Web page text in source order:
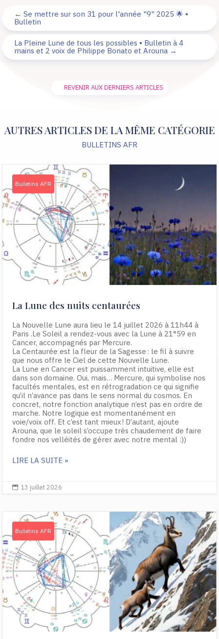
←Se mettre sur son 31 pour l'année "9" 2025 🌟 •
Bulletin
La Pleine Lune de tous les possibles • Bulletin à 4
mains et 2 voix de Philippe Bonato et Arouna →
REVENIR AUX DERNIERS ARTICLES
AUTRES ARTICLES DE LA MÊME CATÉGORIE
BULLETINS AFR
Bulletins AFR
La Lune des nuits centaurées
La Nouvelle Lune aura lieu le 14 juillet 2026 à 11h44 à
Paris .Le Soleil a rendez-vous avec la Lune à 21°59 en
Cancer, accompagnés par Mercure.
La Centaurée est la fleur de la Sagesse : le fil à suivre
que nous offre le Ciel de cette Nouvelle Lune.
La Lune en Cancer est puissamment intuitive, elle est
dans son domaine. Oui, mais… Mercure, qui symbolise nos
facultés mentales, est en rétrogradation ce qui signifie
qu’il n’avance pas dans le sens normal du cosmos. En
concret, notre fonction analytique n’est pas en ordre de
marche. Notre logique est momentanément en
voie/voix off. Et c’est tant mieux ! D’autant, ajoute
Arouna, que le soleil s’occupe très chaudement de faire
fondre nos velléités de gérer avec notre mental :))
LIRE LA SUITE »
 13 juillet 2026
Bulletins AFR